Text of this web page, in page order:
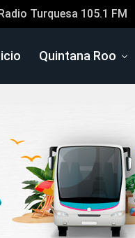
Turquesa 105.1 FM
Quintana Roo